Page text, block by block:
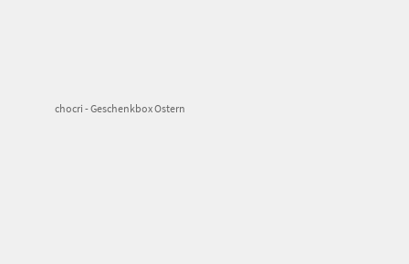
chocri - Geschenkbox Ostern